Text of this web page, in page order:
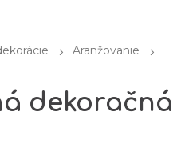
Aranžovanie
dekoračná